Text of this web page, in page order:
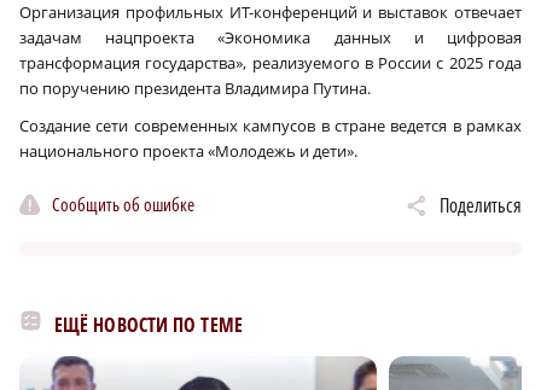
Организация профильных ИТ-конференций и выставок отвечает
задачам нацпроекта «Экономика данных и цифровая
трансформация государства», реализуемого в России с 2025 года
по поручению президента Владимира Путина.
Создание сети современных кампусов в стране ведется в рамках
национального проекта «Молодежь и дети».
Сообщить об ошибке Поделиться
ЕЩЁ НОВОСТИ ПО ТЕМЕ